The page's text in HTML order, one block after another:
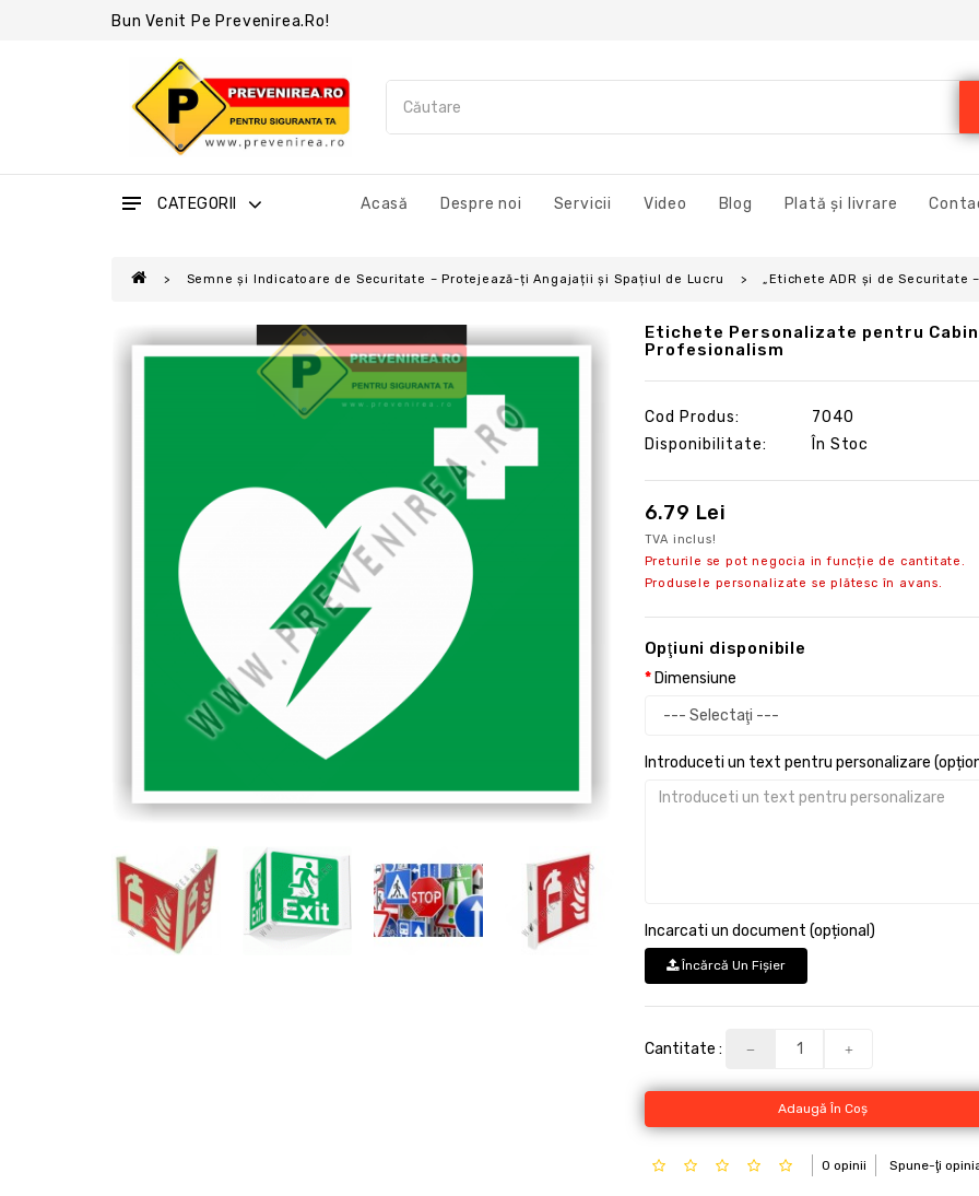
Bun Venit Pe Prevenirea.ro!
CATEGORII Acasă Despre noi Servicii Video Blog Plată și livrare
Semne și Indicatoare de Securitate – Protejează-ți Angajații și Spațiul de Lucru „Etichete ADR și de Securitate
Etichete Personalizate pentru
Profesionalism
Cod Produs:
7040
Disponibilitate:
În Stoc
6.79 Lei
TVA inclus!
Preturile se pot negocia in funcție de cantitate.
Produsele personalizate se plătesc în avans.
Opţiuni disponibile
Dimensiune
Introduceti un text pentru personalizare
Incarcati un document (opțional)
Încărcă Un Fişier
Cantitate :
Adaugă În Coş
0 opinii Spune-ţi